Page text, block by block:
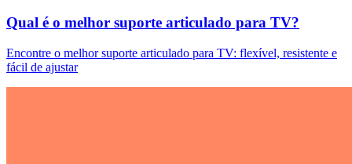
Qual é o melhor suporte articulado para TV?
Encontre o melhor suporte articulado para TV: flexível, resistente e
fácil de ajustar